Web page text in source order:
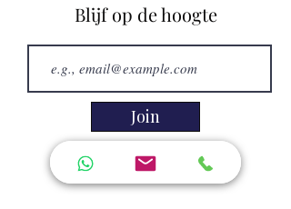
Blijf op de hoogte
Join